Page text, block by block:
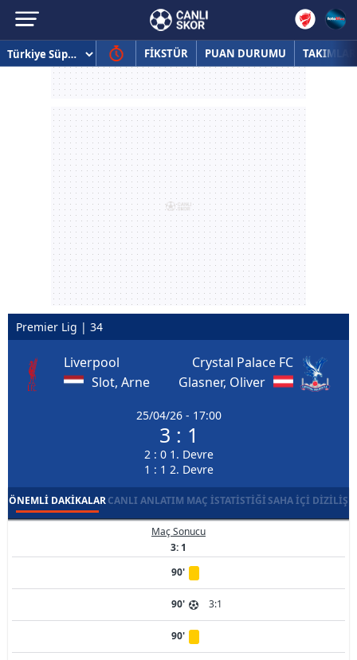
FİKSTÜR PUAN DURUMU TAKIMLAR
Premier Lig | 34
Liverpool
Slot, Arne
25/04/26 - 17:00
3 : 1
2 : 0 1. Devre
1 : 1 2. Devre
Crystal Palace FC
Glasner, Oliver
ÖNEMLI DAKIKALARCANLI ANLATIM MAÇ İSTATISTIĞISAHA İÇI DIZILIŞ
Maç Sonucu
3: 1
90'
90' 3:1
90'